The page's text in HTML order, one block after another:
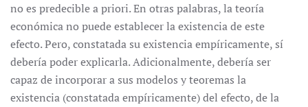
no es predecible a priori. En otras palabras, la teoría
económica no puede establecer la existencia de este
efecto. Pero, constatada su existencia empíricamente, sí
debería poder explicarla. Adicionalmente, debería ser
capaz de incorporar a sus modelos y teoremas la
existencia (constatada empíricamente) del efecto, de la